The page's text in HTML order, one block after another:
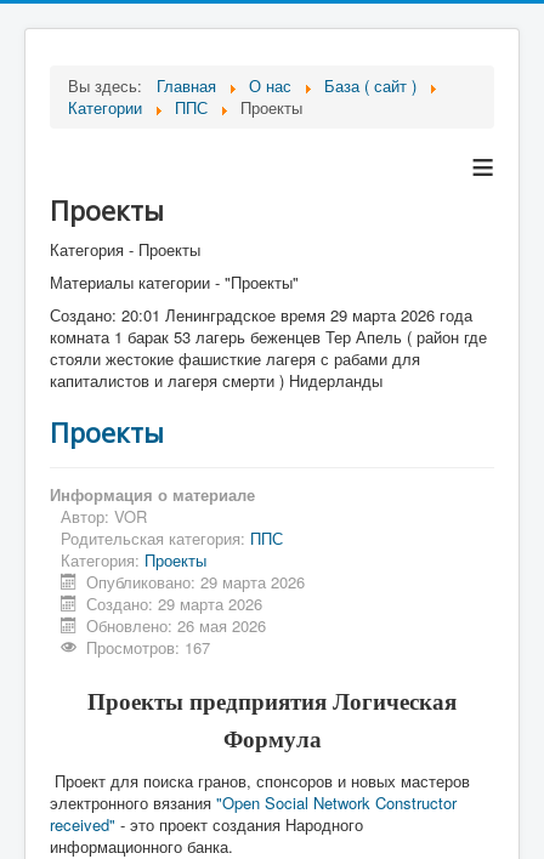
Вы здесь: Главная О нас
База ( сайт )
Категории
ППС Проекты
≡
Проекты
Категория - Проекты
Материалы категории - "Проекты"
Создано: 20:01 Ленинградское время 29 марта 2026 года
комната 1 барак 53 лагерь беженцев Тер Апель ( район где
стояли жестокие фашисткие лагеря с рабами для
капиталистов и лагеря смерти ) Нидерланды
Проекты
Информация о материале
Автор: VOR
Родительская категория: ППС
Категория: Проекты
Опубликовано: 29 марта 2026
Создано: 29 марта 2026
Обновлено: 26 мая 2026
Просмотров: 167
Проекты предприятия Логическая
Формула
Проект для поиска гранов, спонсоров и новых мастеров
электронного вязания "Open Social Network Constructor
received" - это проект создания Народного
информационного банка.